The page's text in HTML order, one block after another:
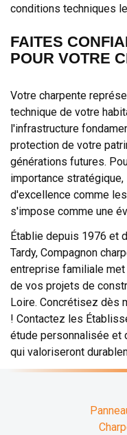
conditions techniques
FAITES
POUR VOTRE
Votre charpente
technique de votre
l'infrastructure
protection de votre
générations futures.
importance
d'excellence comme
s'impose comme une
Établie depuis 1976 et
Tardy, Compagnon
entreprise familiale
de vos projets de
Loire. Concrétisez dès
! Contactez les
étude personnalisée
qui valoriseront